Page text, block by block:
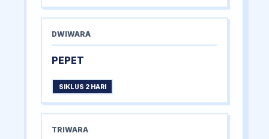
DWIWARA
PEPET
SIKLUS 2 HARI
TRIWARA